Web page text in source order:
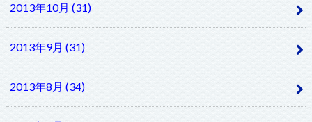
2013年10月 (31)
2013年9月 (31)
2013年8月 (34)